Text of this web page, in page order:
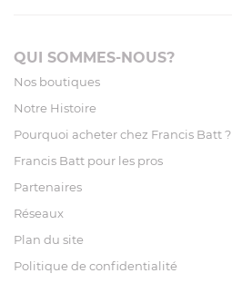
QUI SOMMES-NOUS?
Nos boutiques
Notre Histoire
Pourquoi acheter chez Francis Batt ?
Francis Batt pour les pros
Partenaires
Réseaux
Plan du site
Politique de confidentialité